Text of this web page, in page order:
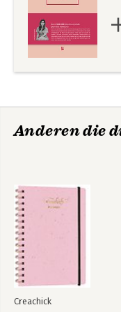
Anderen die
Creachick